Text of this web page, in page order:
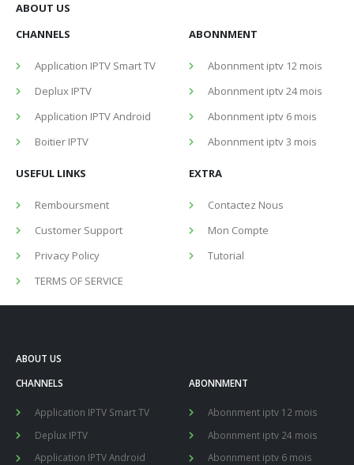
ABOUT US
CHANNELS
Application IPTV Smart TV
Deplux IPTV
Application IPTV Android
Boitier IPTV
ABONNMENT
Abonnment iptv 12 mois
Abonnment iptv 24 mois
Abonnment iptv 6 mois
Abonnment iptv 3 mois
USEFUL LINKS
Remboursment
Customer Support
Privacy Policy
TERMS OF SERVICE
EXTRA
Contactez Nous
Mon Compte
Tutorial
ABOUT US
CHANNELS
Application IPTV Smart TV
Deplux IPTV
Application IPTV Android
ABONNMENT
Abonnment iptv 12 mois
Abonnment iptv 24 mois
Abonnment iptv 6 mois